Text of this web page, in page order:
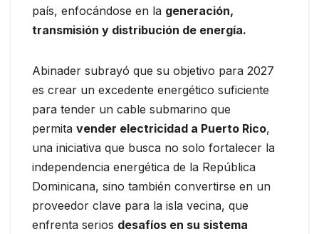
país, enfocándose en la generación,
transmisión y distribución de energía.
Abinader subrayó que su objetivo para 2027
es crear un excedente energético suficiente
para tender un cable submarino que
permita vender electricidad a Puerto Rico,
una iniciativa que busca no solo fortalecer la
independencia energética de la República
Dominicana, sino también convertirse en un
proveedor clave para la isla vecina, que
enfrenta serios desafíos en su sistema